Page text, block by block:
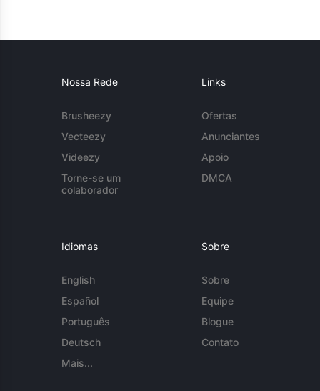
Nossa Rede
Brusheezy
Vecteezy
Videezy
Torne-se um
colaborador
Links
Ofertas
Anunciantes
Apoio
DMCA
Idiomas
English
Español
Português
Deutsch
Mais...
Sobre
Sobre
Equipe
Blogue
Contato